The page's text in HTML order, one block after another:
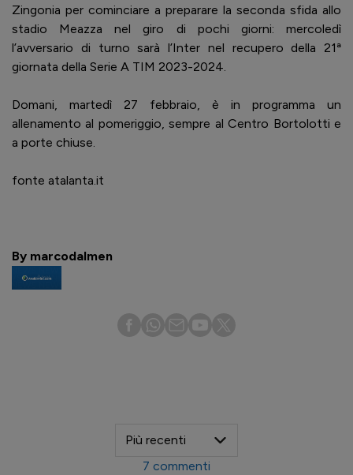
Zingonia per cominciare a preparare la seconda sfida allo
stadio Meazza nel giro di pochi giorni: mercoledì
l’avversario di turno sarà l’Inter nel recupero della 21ª
giornata della Serie A TIM 2023-2024.
Domani, martedì 27 febbraio, è in programma un
allenamento al pomeriggio, sempre al Centro Bortolotti e
a porte chiuse.
fonte atalanta.it
By marcodalmen
7 commenti